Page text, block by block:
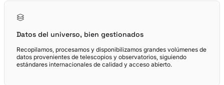
Datos del universo, bien gestionados
Recopilamos, procesamos y disponibilizamos grandes volúmenes de
datos provenientes de telescopios y observatorios, siguiendo
estándares internacionales de calidad y acceso abierto.